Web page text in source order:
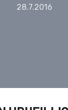
28.7.2016